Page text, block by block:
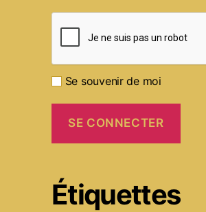
Se souvenir de moi
Étiquettes